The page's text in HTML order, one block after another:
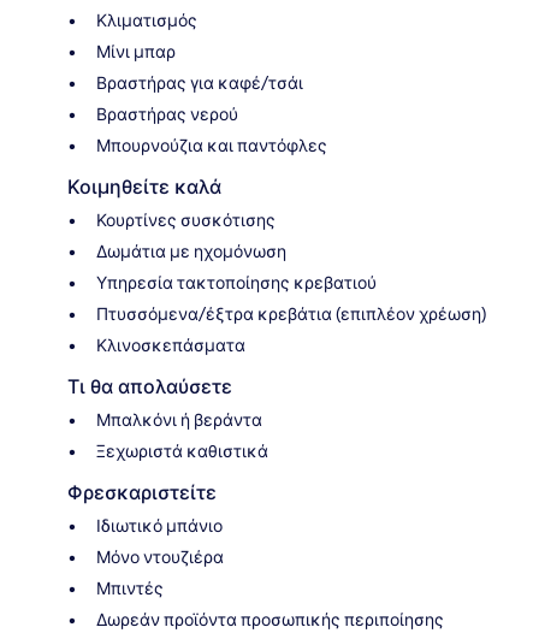
Κλιματισμός
Μίνι μπαρ
Βραστήρας για καφέ/τσάι
Βραστήρας νερού
Μπουρνούζια και παντόφλες
Κοιμηθείτε καλά
Κουρτίνες συσκότισης
Δωμάτια με ηχομόνωση
Υπηρεσία τακτοποίησης κρεβατιού
Πτυσσόμενα/έξτρα κρεβάτια (επιπλέον χρέωση)
Κλινοσκεπάσματα
Τι θα απολαύσετε
Μπαλκόνι ή βεράντα
Ξεχωριστά καθιστικά
Φρεσκαριστείτε
Ιδιωτικό μπάνιο
Μόνο ντουζιέρα
Μπιντές
Δωρεάν προϊόντα προσωπικής περιποίησης